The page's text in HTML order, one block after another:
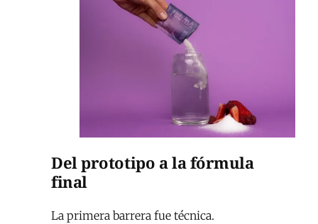
Del prototipo a la fórmula
final
La primera barrera fue técnica.